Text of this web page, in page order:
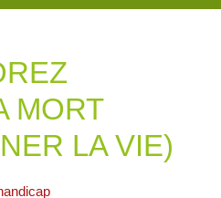
MORT
LA VIE)